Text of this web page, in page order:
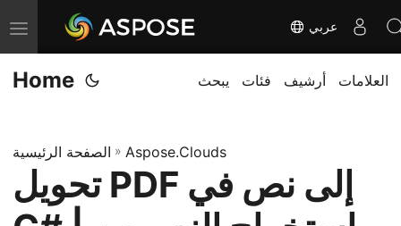
T
o
g
e
a
عربي
Home يبحث فئات أرشيف العلامات
الصفحة الرئيسية » Aspose.Clouds
تحويل PDF إلى نص في